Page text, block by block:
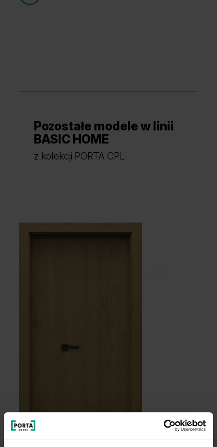
Dąb Craft Złoty
Pozostałe modele w linii
BASIC HOME
z kolekcji PORTA CPL